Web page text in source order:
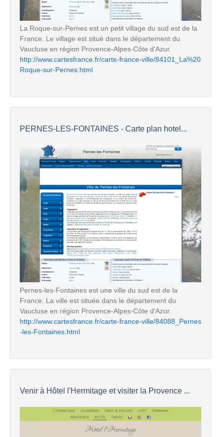
La Roque-sur-Pernes est un petit village du sud est de la
France. Le village est situé dans le département du
Vaucluse en région Provence-Alpes-Côte d'Azur.
http://www.cartesfrance.fr/carte-france-ville/84101_La%20
Roque-sur-Pernes.html
PERNES-LES-FONTAINES - Carte plan hotel...
Pernes-les-Fontaines est une ville du sud est de la
France. La ville est située dans le département du
Vaucluse en région Provence-Alpes-Côte d'Azur.
http://www.cartesfrance.fr/carte-france-ville/84088_Pernes
-les-Fontaines.html
Venir à Hôtel l'Hermitage et visiter la Provence ...